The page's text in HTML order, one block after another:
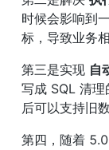
时候会影响到
标，导致业务
第三是实现 自
写成 SQL 清
后可以支持旧
第四，随着 5.0